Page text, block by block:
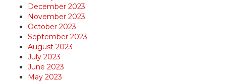
December 2023
November 2023
October 2023
September 2023
August 2023
July 2023
June 2023
May 2023